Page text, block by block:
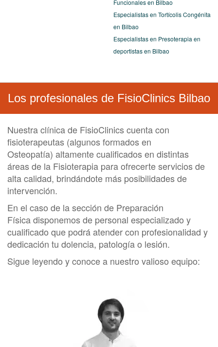
Funcionales en Bilbao
Especialistas en Tortícolis Congénita
en Bilbao
Especialistas en Presoterapia en
deportistas en Bilbao
Los profesionales de FisioClinics Bilbao
Nuestra clínica de FisioClinics cuenta con
fisioterapeutas (algunos formados en
Osteopatía) altamente cualificados en distintas
áreas de la Fisioterapia para ofrecerte servicios de
alta calidad, brindándote más posibilidades de
intervención.
En el caso de la sección de Preparación
Física disponemos de personal especializado y
cualificado que podrá atender con profesionalidad y
dedicación tu dolencia, patología o lesión.
Sigue leyendo y conoce a nuestro valioso equipo: